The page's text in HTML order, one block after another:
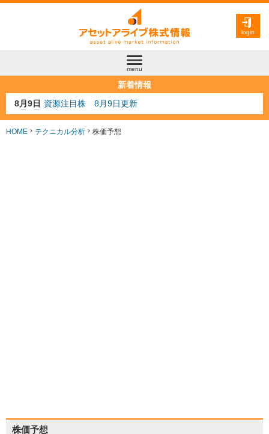
login
menu
新着情報
8月4日 AI注目株 8月4日更新
8月3日 人気業種注目株 8月3日更新
8月2日 金融注目株 8月2日更新
HOME テクニカル分析 株価予想
株価予想